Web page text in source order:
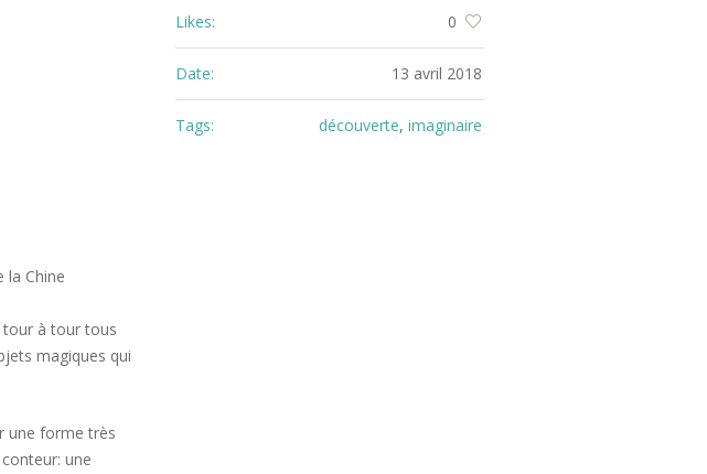
la Chine
tour à tour tous
magiques qui
une forme très
une
Likes: 0
Date: 13 avril 2018
Tags: découverte, imaginaire